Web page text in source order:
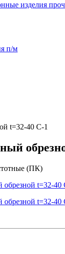
изделия
п/м
t=32-40 C-1